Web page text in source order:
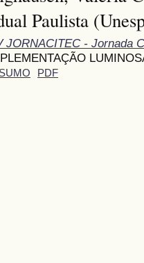
Paulista
JORNACITEC - Jornada
PDF